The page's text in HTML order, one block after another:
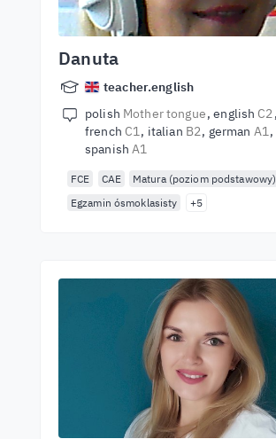
Danuta
teacher.english
polish Mother tongue english C2
french C1 italian B2 german A1
spanishA1
FCE CAE
Matura (poziom podstawowy)
Egzamin ósmoklasisty
+5